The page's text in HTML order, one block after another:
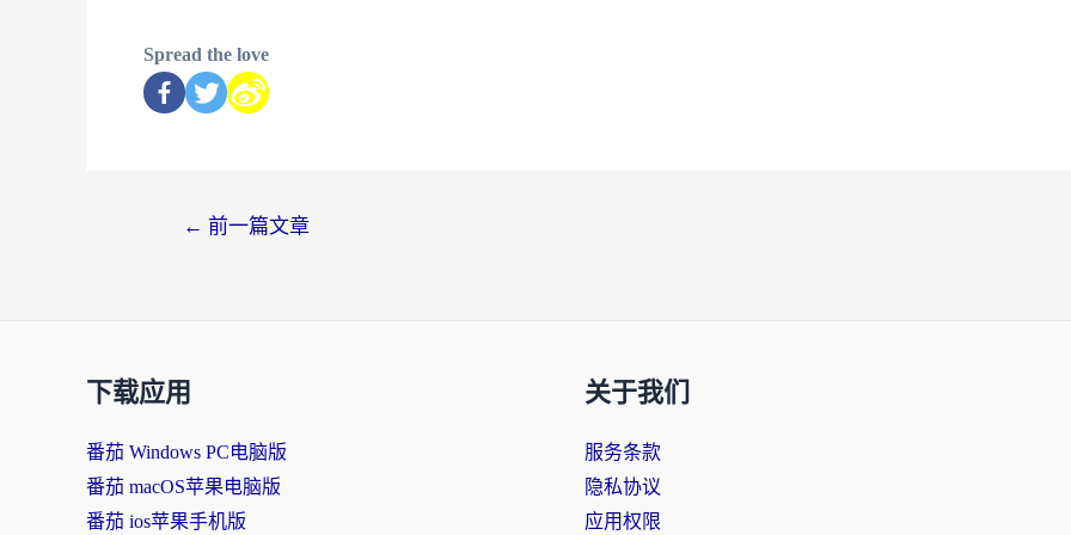
Spread the love
← 前一篇文章
下载应用
番茄 Windows PC电脑版
番茄 macOS苹果电脑版
番茄 ios苹果手机版
关于我们
服务条款
隐私协议
应用权限